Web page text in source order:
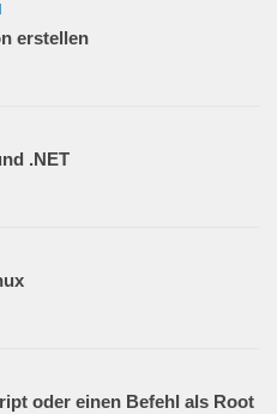
erstellen
.NET
oder einen Befehl als Root